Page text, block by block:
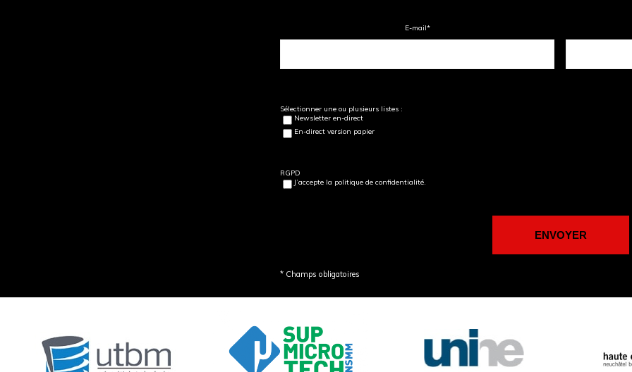
E-mail*
Sélectionner une ou plusieurs listes :
Newsletter en-direct
En-direct version papier
RGPD
J’accepte la politique de confidentialité.
* Champs obligatoires